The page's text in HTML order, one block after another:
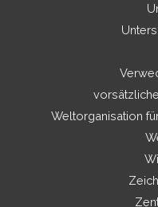
Weltorganisation